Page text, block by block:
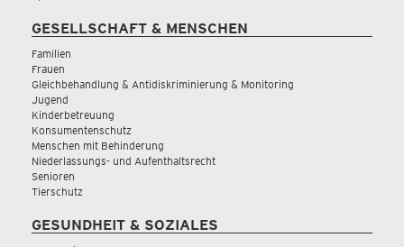
GESELLSCHAFT & MENSCHEN
Familien
Frauen
Gleichbehandlung & Antidiskriminierung & Monitoring
Jugend
Kinderbetreuung
Konsumentenschutz
Menschen mit Behinderung
Niederlassungs- und Aufenthaltsrecht
Senioren
Tierschutz
GESUNDHEIT & SOZIALES